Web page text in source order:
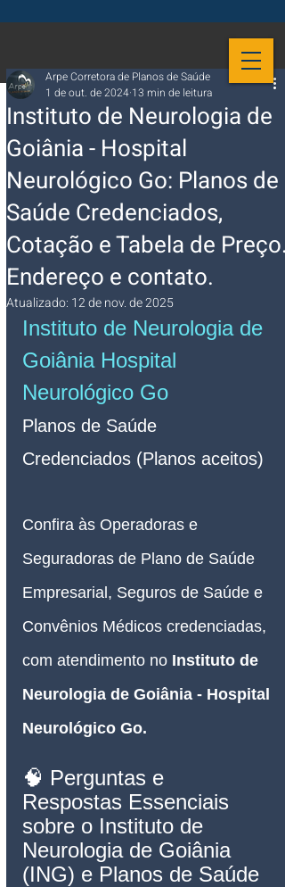
Instituto de Neurologia de
Goiânia - Hospital
Neurológico Go: Planos de
Saúde Credenciados,
Cotação e Tabela de Preço.
Endereço e contato.
Arpe Corretora de Planos de Saúde
1 de out. de 2024 13 min de leitura
Atualizado: 12 de nov. de 2025
Instituto de Neurologia de
Goiânia Hospital
Neurológico Go
Planos de Saúde
Credenciados (Planos aceitos)
Confira às Operadoras e
Seguradoras de Plano de Saúde
Empresarial, Seguros de Saúde e
Convênios Médicos credenciadas,
com atendimento no Instituto de
Neurologia de Goiânia - Hospital
Neurológico Go.
🧠 Perguntas e
Respostas Essenciais
sobre o Instituto de
Neurologia de Goiânia
(ING) e Planos de Saúde